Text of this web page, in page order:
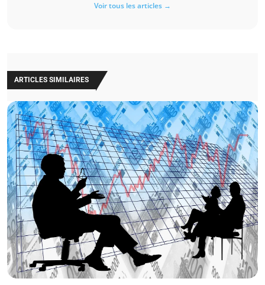
Voir tous les articles →
ARTICLES SIMILAIRES